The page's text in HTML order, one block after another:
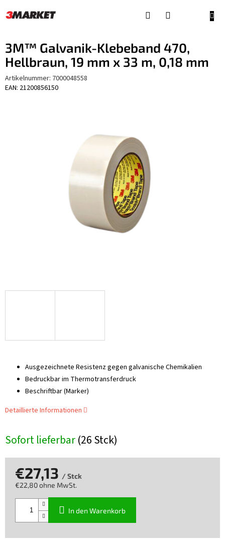
Inhalt
3M™ Galvanik-Klebeband 470,
Hellbraun, 19 mm x 33 m, 0,18 mm
Artikelnummer: 7000048558
EAN: 21200856150
Sofort lieferbar(26 Stck)
Ausgezeichnete Resistenz gegen galvanische Chemikalien
Bedruckbar im Thermotransferdruck
Beschriftbar (Marker)
Detaillierte Informationen
€27,13 / Stck
€22,80 ohne MwSt.
In den Warenkorb